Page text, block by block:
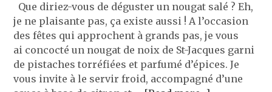
Que diriez-vous de déguster un nougat salé ? Eh,
je ne plaisante pas, ça existe aussi ! A l’occasion
des fêtes qui approchent à grands pas, je vous
ai concocté un nougat de noix de St-Jacques garni
de pistaches torréfiées et parfumé d’épices. Je
vous invite à le servir froid, accompagné d’une